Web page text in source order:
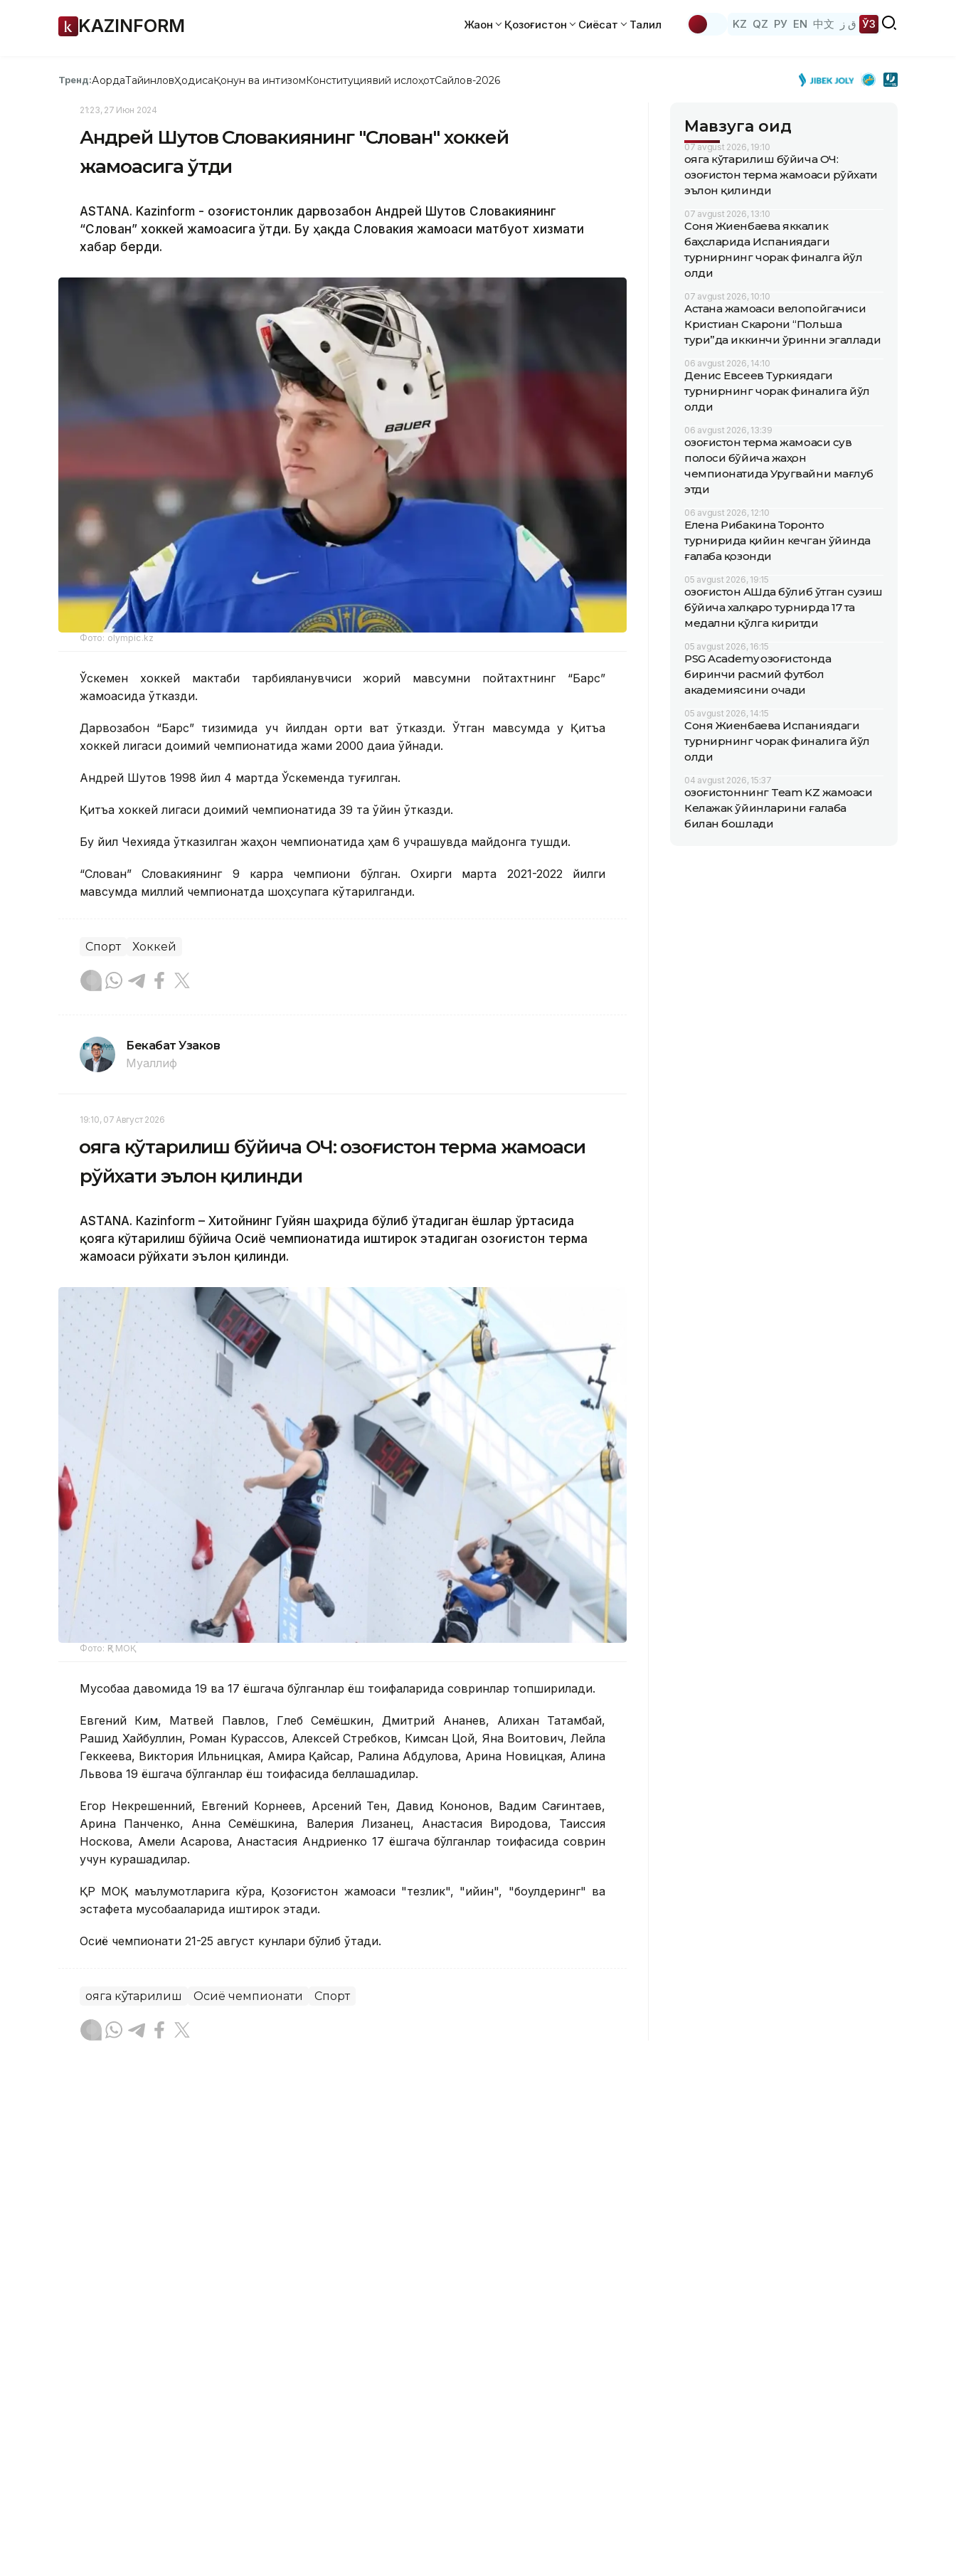
KAZINFORM Жаҳон Қозоғистон Сиёсат Таҳлил KZ QZ РУ EN 中文 ق ز ЎЗ
Тренд:АқордаТайинловҲодисаҚонун ва интизомКонституциявий ислоҳотСайлов-2026
21:23, 27 Июн 2024
Андрей Шутов Словакиянинг "Слован" хоккей
жамоасига ўтди
ASTANА. Kazinform - Қозоғистонлик дарвозабон Андрей Шутов Словакиянинг
“Слован” хоккей жамоасига ўтди. Бу ҳақда Словакия жамоаси матбуот хизмати
хабар берди.
Фото: olympic.kz
Ўскемен хоккей мактаби тарбияланувчиси жорий мавсумни пойтахтнинг “Барс”
жамоасида ўтказди.
Дарвозабон “Барс” тизимида уч йилдан ортиқ вақт ўтказди. Ўтган мавсумда у Қитъа
хоккей лигаси доимий чемпионатида жами 2000 дақиқа ўйнади.
Андрей Шутов 1998 йил 4 мартда Ўскеменда туғилган.
Қитъа хоккей лигаси доимий чемпионатида 39 та ўйин ўтказди.
Бу йил Чехияда ўтказилган жаҳон чемпионатида ҳам 6 учрашувда майдонга тушди.
“Слован” Словакиянинг 9 карра чемпиони бўлган. Охирги марта 2021-2022 йилги
мавсумда миллий чемпионатда шоҳсупага кўтарилганди.
Спорт Хоккей
Бекабат Узаков
Муаллиф
19:10, 07 Август 2026
Қояга кўтарилиш бўйича ОЧ: Қозоғистон терма жамоаси
рўйхати эълон қилинди
ASTANА. Кazinform – Хитойнинг Гуйян шаҳрида бўлиб ўтадиган ёшлар ўртасида
қояга кўтарилиш бўйича Осиё чемпионатида иштирок этадиган Қозоғистон терма
жамоаси рўйхати эълон қилинди.
Фото: ҚР МОҚ
Мусобақа давомида 19 ва 17 ёшгача бўлганлар ёш тоифаларида совринлар топширилади.
Евгений Ким, Матвей Павлов, Глеб Семёшкин, Дмитрий Ананев, Алихан Татамбай,
Рашид Хайбуллин, Роман Курассов, Алексей Стребков, Кимсан Цой, Яна Воитович, Лейла
Геккеева, Виктория Ильницкая, Амира Қайсар, Ралина Абдулова, Арина Новицкая, Алина
Львова 19 ёшгача бўлганлар ёш тоифасида беллашадилар.
Егор Некрешенний, Евгений Корнеев, Арсений Тен, Давид Кононов, Вадим Сағинтаев,
Арина Панченко, Анна Семёшкина, Валерия Лизанец, Анастасия Виродова, Таиссия
Носкова, Амели Асқарова, Анастасия Андриенко 17 ёшгача бўлганлар тоифасида соврин
учун курашадилар.
ҚР МОҚ маълумотларига кўра, Қозоғистон жамоаси "тезлик", "қийин", "боулдеринг" ва
эстафета мусобақаларида иштирок этади.
Осиё чемпионати 21-25 август кунлари бўлиб ўтади.
Қояга кўтарилиш Осиё чемпионати Спорт
Мавзуга оид
07 avgust 2026, 19:10
Қояга кўтарилиш бўйича ОЧ:
Қозоғистон терма жамоаси рўйхати
эълон қилинди
07 avgust 2026, 13:10
Соня Жиенбаева яккалик
баҳсларида Испаниядаги
турнирнинг чорак финалга йўл
олди
07 avgust 2026, 10:10
Астана жамоаси велопойгачиси
Кристиан Скарони “Польша
тури”да иккинчи ўринни эгаллади
06 avgust 2026, 14:10
Денис Евсеев Туркиядаги
турнирнинг чорак финалига йўл
олди
06 avgust 2026, 13:39
Қозоғистон терма жамоаси сув
полоси бўйича жаҳон
чемпионатида Уругвайни мағлуб
этди
06 avgust 2026, 12:10
Елена Рибакина Торонто
турнирида қийин кечган ўйинда
ғалаба қозонди
05 avgust 2026, 19:15
Қозоғистон АҚШда бўлиб ўтган сузиш
бўйича халқаро турнирда 17 та
медални қўлга киритди
05 avgust 2026, 16:15
PSG Academy Қозоғистонда
биринчи расмий футбол
академиясини очади
05 avgust 2026, 14:15
Соня Жиенбаева Испаниядаги
турнирнинг чорак финалига йўл
олди
04 avgust 2026, 15:37
Қозоғистоннинг Team KZ жамоаси
Келажак ўйинларини ғалаба
билан бошлади